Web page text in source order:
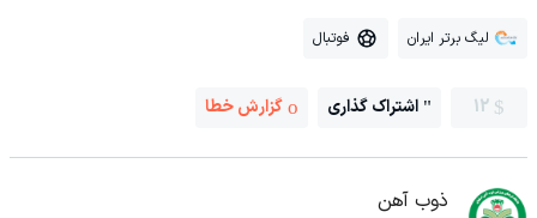
لیگ برتر ایران فوتبال
12 اشتراک گذاری گزارش خطا
ذوب آهن